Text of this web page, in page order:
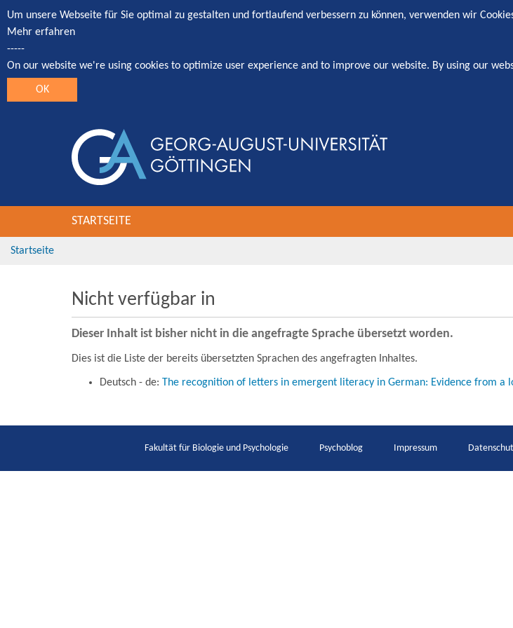
Um unsere Webseite für Sie optimal zu gestalten und fortlaufend verbessern zu können, verwenden wir
Mehr erfahren
-----
On our website we're using cookies to optimize user experience and to improve our website. By using our
OK
STARTSEITE
Startseite
Nicht verfügbar in
Dieser Inhalt ist bisher nicht in die angefragte Sprache übersetzt worden.
Dies ist die Liste der bereits übersetzten Sprachen des angefragten Inhaltes.
Deutsch - de: The recognition of letters in emergent literacy in German: Evidence from a
Fakultät für Biologie und Psychologie Psychoblog Impressum